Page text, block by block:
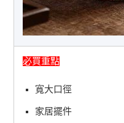
必買重點
寬大口徑
家居擺件